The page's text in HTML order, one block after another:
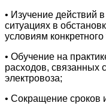
• Изучение действий
ситуациях в
условиям конкретного
• Обучение на
расходов, связанных
электровоза;
• Сокращение сроков